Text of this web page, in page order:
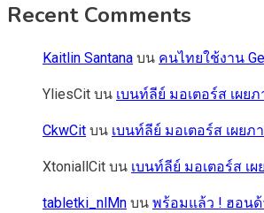
Recent Comments
Kaitlin Santana บน คนไทยใช้งาน
YliesCit บน เบนท์ลีย์ มอเตอร์ส เผย
CkwCit บน เบนท์ลีย์ มอเตอร์ส เผย
XtoniallCit บน เบนท์ลีย์ มอเตอร์ส เ
tabletki_nlMn บน พร้อมแล้ว ! ฮอนด้